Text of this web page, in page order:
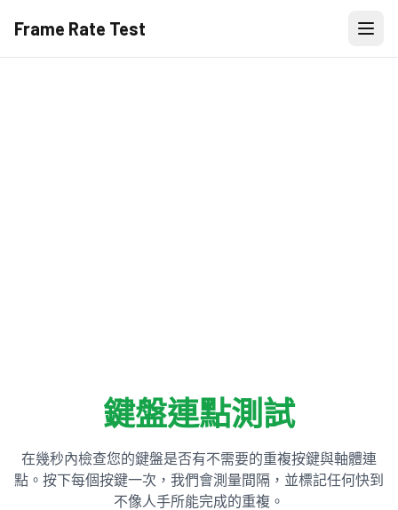
Frame Rate Test
鍵盤連點測試
在幾秒內檢查您的鍵盤是否有不需要的重複按鍵與軸體連
點。按下每個按鍵一次，我們會測量間隔，並標記任何快到
不像人手所能完成的重複。